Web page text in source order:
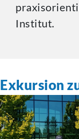
Institut.
Exkursion